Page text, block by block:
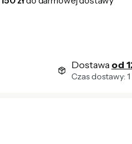
Dostawa od
Czas dostawy: